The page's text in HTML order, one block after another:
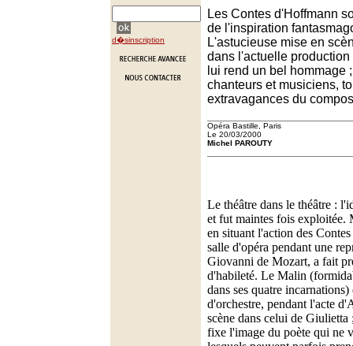
d�sinscription
Les Contes d'Hoffmann
de l'inspiration
L'astucieuse mise en
dans l'actuelle
lui rend un bel hommage
chanteurs et musiciens,
extravagances du
Opéra Bastille, Paris
Le 20/03/2000
Michel PAROUTY
Le théâtre dans le théâtre :
et fut maintes fois exploitée.
en situant l'action des
salle d'opéra pendant une
Giovanni de Mozart, a fait
d'habileté. Le Malin
dans ses quatre
d'orchestre, pendant l'acte
scène dans celui de
fixe l'image du poète qui ne